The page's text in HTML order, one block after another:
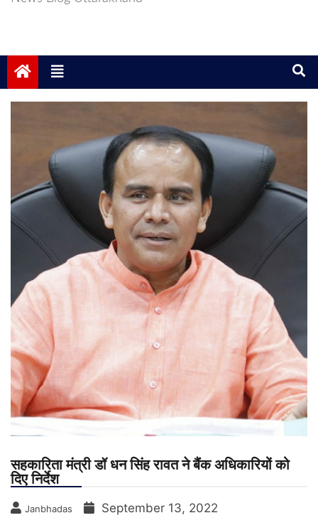
सहकारिता मंत्री डॉ धन सिंह रावत ने बैंक अधिकारियों को
दिए निर्देश
Janbhadas September 13, 2022